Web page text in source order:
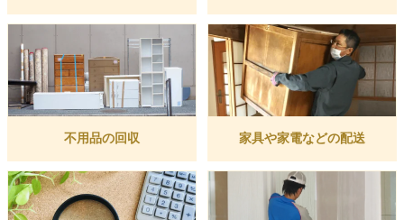
不用品の回収 家具や家電などの配送